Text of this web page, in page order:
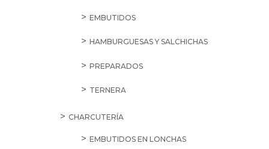
EMBUTIDOS
HAMBURGUESAS Y SALCHICHAS
PREPARADOS
TERNERA
CHARCUTERÍA
EMBUTIDOS EN LONCHAS